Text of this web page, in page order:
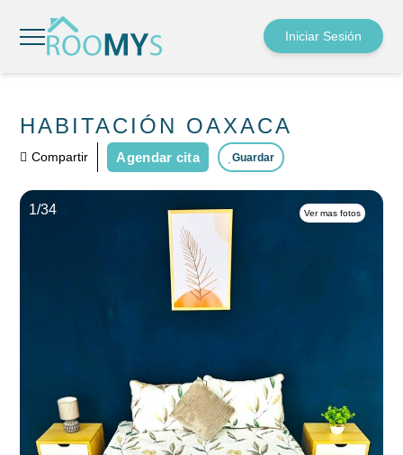
Iniciar Sesión
HABITACIÓN OAXACA
Compartir Agendar cita Guardar
1/34